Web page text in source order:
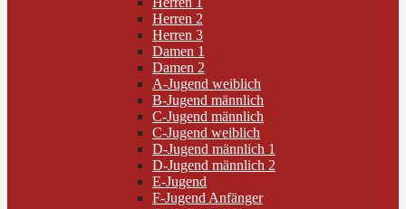
Herren 2
Herren 3
Damen 1
Damen 2
A-Jugend weiblich
B-Jugend männlich
C-Jugend männlich
C-Jugend weiblich
D-Jugend männlich 1
D-Jugend männlich 2
E-Jugend
F-Jugend Anfänger